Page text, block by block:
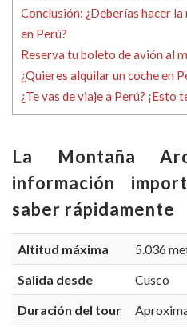
Conclusión: ¿Deberías hacer
en Perú?
Reserva tu boleto de avión al
¿Quieres alquilar un coche en
¿Te vas de viaje a Perú? ¡Esto
La Montaña
información
saber rápidamente
Altitud máxima
5.036
Salida desde
Cusco
Duración del tour